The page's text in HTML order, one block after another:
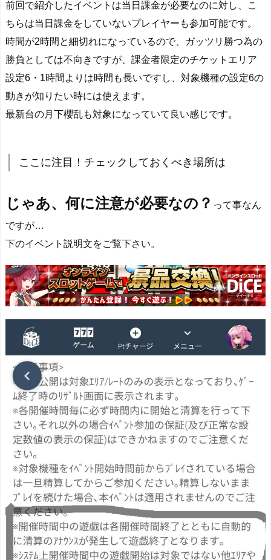
前回で紹介したイベントは当日課金が必要なのに対し、こ
ちらは当日課金をしていないプレイヤーも参加可能です。
時間が2時間と細切れになっているので、ガッツリ勝つ為の
勝負としては不向きですが、課金者限定のチケットエリア
設定6・1時間よりは時間も長いですし、対象機種の設定6の
動きが知りたい時には使えます。
最新台の月下櫻乱も対象になっていて良い感じです。
ここに注目！チェックしておくべき場所は
じゃあ、何に注意が必要なの？ って事なん
ですが…
下のイベント説明文をご覧下さい。